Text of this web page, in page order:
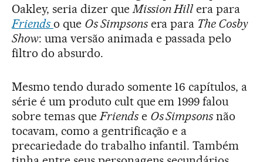
Oakley, seria dizer queMission Hill era para
Friends o que Os Simpsonsera para The Cosby
Show: uma versão animada e passada pelo
filtro do absurdo.
Mesmo tendo durado somente 16 capítulos, a
série é um produto cult que em 1999 falou
sobre temas queFriendse Os Simpsons não
tocavam, como a gentrificação e a
precariedade do trabalho infantil. Também